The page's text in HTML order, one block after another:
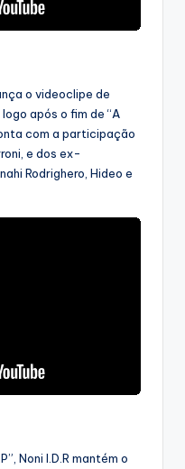
o videoclipe de
após o fim de “A
com a participação
e dos ex-
Rodrighero, Hideo e
Noni I.D.R mantém o